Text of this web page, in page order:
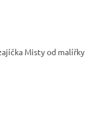
Misty od malířky